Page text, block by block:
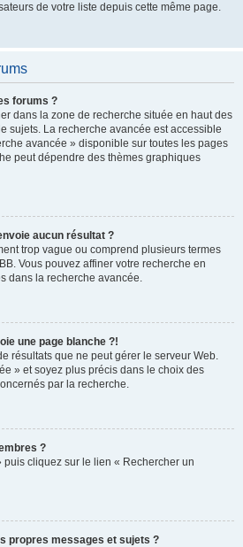
de votre liste depuis cette même page.
forums ?
dans la zone de recherche située en haut des
sujets. La recherche avancée est accessible
avancée » disponible sur toutes les pages
peut dépendre des thèmes graphiques
aucun résultat ?
trop vague ou comprend plusieurs termes
Vous pouvez affiner votre recherche en
dans la recherche avancée.
une page blanche ?!
résultats que ne peut gérer le serveur Web.
» et soyez plus précis dans le choix des
par la recherche.
?
cliquez sur le lien « Rechercher un
propres messages et sujets ?